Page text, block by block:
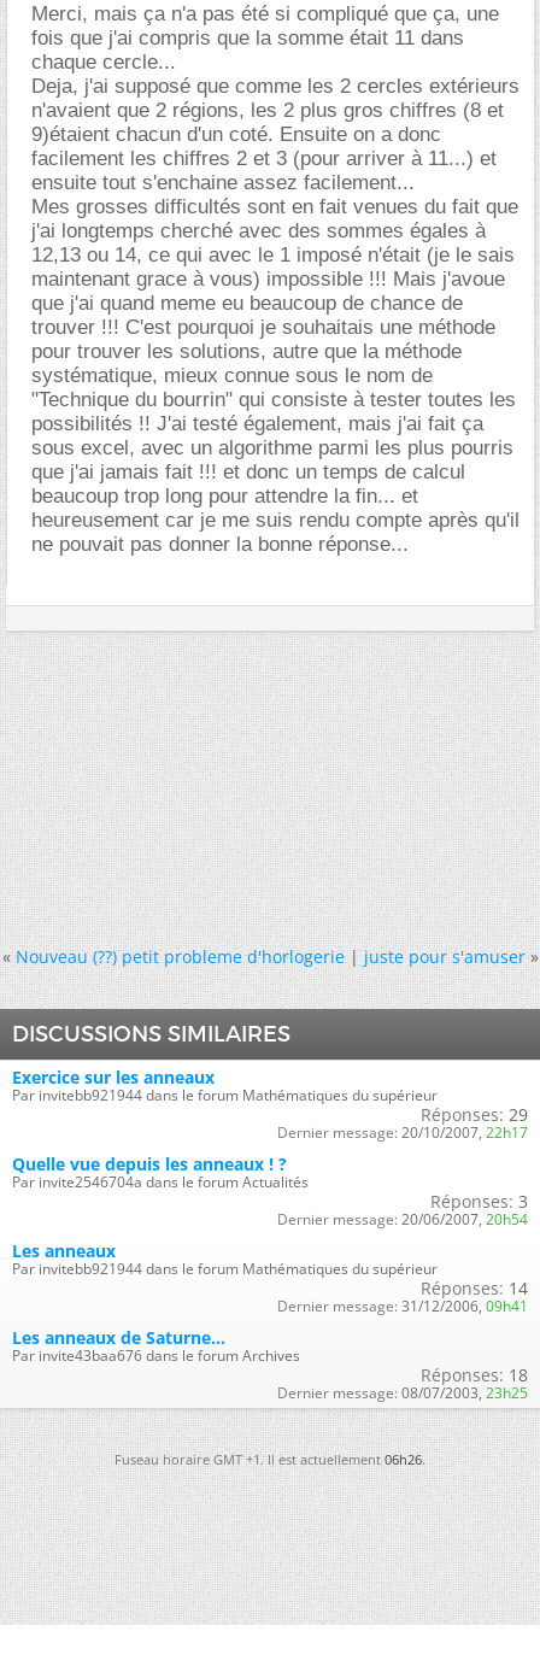
Merci, mais ça n'a pas été si compliqué que ça, une
fois que j'ai compris que la somme était 11 dans
chaque cercle...
Deja, j'ai supposé que comme les 2 cercles extérieurs
n'avaient que 2 régions, les 2 plus gros chiffres (8 et
9)étaient chacun d'un coté. Ensuite on a donc
facilement les chiffres 2 et 3 (pour arriver à 11...) et
ensuite tout s'enchaine assez facilement...
Mes grosses difficultés sont en fait venues du fait que
j'ai longtemps cherché avec des sommes égales à
12,13 ou 14, ce qui avec le 1 imposé n'était (je le sais
maintenant grace à vous) impossible !!! Mais j'avoue
que j'ai quand meme eu beaucoup de chance de
trouver !!! C'est pourquoi je souhaitais une méthode
pour trouver les solutions, autre que la méthode
systématique, mieux connue sous le nom de
"Technique du bourrin" qui consiste à tester toutes les
possibilités !! J'ai testé également, mais j'ai fait ça
sous excel, avec un algorithme parmi les plus pourris
que j'ai jamais fait !!! et donc un temps de calcul
beaucoup trop long pour attendre la fin... et
heureusement car je me suis rendu compte après qu'il
ne pouvait pas donner la bonne réponse...
« Nouveau (??) petit probleme d'horlogerie|juste pour s'amuser »
DISCUSSIONS SIMILAIRES
Exercice sur les anneaux
Par invitebb921944 dans le forum Mathématiques du supérieur
Réponses: 29
Dernier message: 20/10/2007, 22h17
Quelle vue depuis les anneaux ! ?
Par invite2546704a dans le forum Actualités
Réponses: 3
Dernier message: 20/06/2007, 20h54
Les anneaux
Par invitebb921944 dans le forum Mathématiques du supérieur
Réponses: 14
Dernier message: 31/12/2006, 09h41
Les anneaux de Saturne...
Par invite43baa676 dans le forum Archives
Réponses: 18
Dernier message: 08/07/2003, 23h25
Fuseau horaire GMT +1. Il est actuellement06h26.